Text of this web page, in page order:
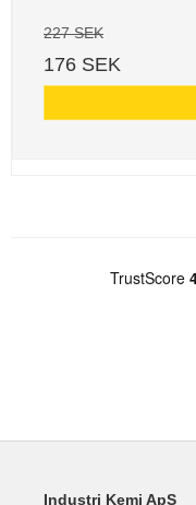
227 SEK
176 SEK
Industri Kemi ApS